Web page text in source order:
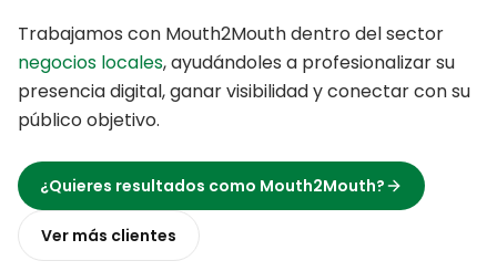
Trabajamos con Mouth2Mouthdentro del sector
negocios locales,ayudándoles a profesionalizar su
presencia digital, ganar visibilidad y conectar con su
público objetivo.
¿Quieres resultados como Mouth2Mouth?
Ver más clientes